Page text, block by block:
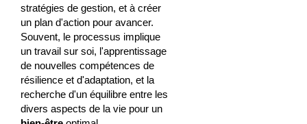
stratégies de gestion, et à créer
un plan d'action pour avancer.
Souvent, le processus implique
un travail sur soi, l'apprentissage
de nouvelles compétences de
résilience et d'adaptation, et la
recherche d'un équilibre entre les
divers aspects de la vie pour un